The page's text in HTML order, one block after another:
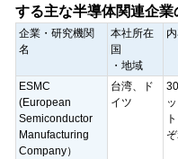
する主な半導体関連企業
企業・研究機関
名
本社所在
国
・地域
ESMC
(European
Semiconductor
Manufacturing
Company）
台湾、ド
イツ